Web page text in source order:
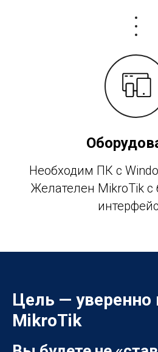
Необходим ПК с
Желателен MikroTik
Цель — уверенно
MikroTik